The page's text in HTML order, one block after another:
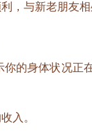
与新老朋友相
的身体状况正
入。